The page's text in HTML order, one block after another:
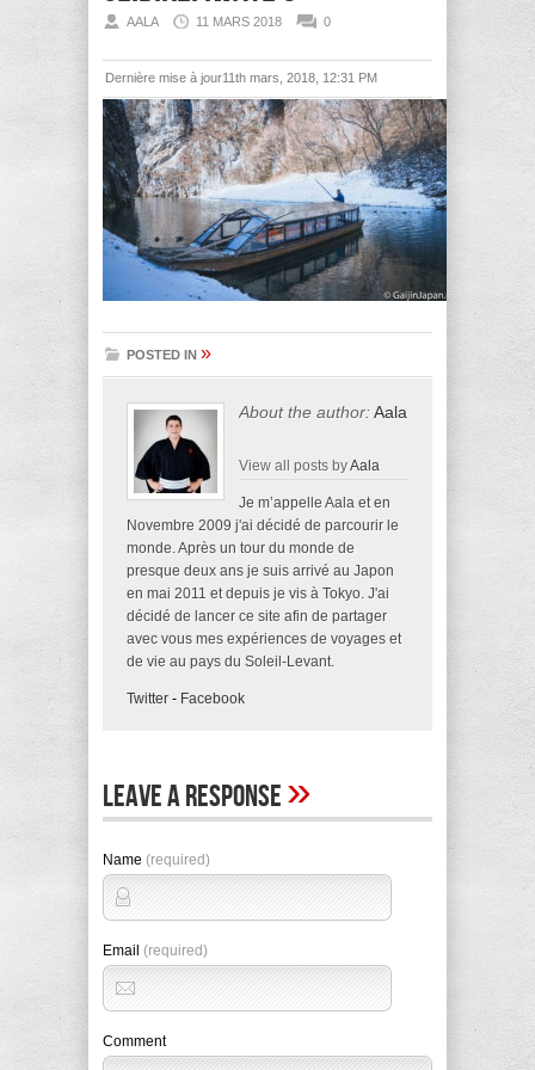
AALA 11 MARS 2018 0
Dernière mise à jour11th mars, 2018, 12:31 PM
POSTED IN »
About the author:Aala
View all posts byAala
Je m’appelle Aala et en
Novembre 2009 j'ai décidé de parcourir le
monde. Après un tour du monde de
presque deux ans je suis arrivé au Japon
en mai 2011 et depuis je vis à Tokyo. J'ai
décidé de lancer ce site afin de partager
avec vous mes expériences de voyages et
de vie au pays du Soleil-Levant.
Twitter - Facebook
Leave A Response»
Name (required)
Email (required)
Comment